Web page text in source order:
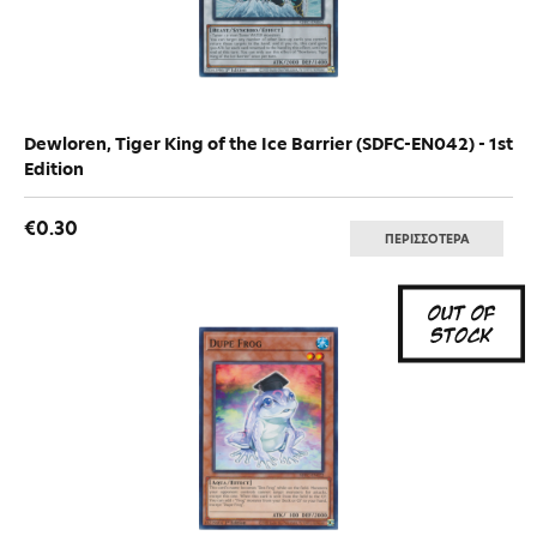
Dewloren, Tiger King of the Ice Barrier (SDFC-EN042) - 1st
Edition
€0.30 ΠΕΡΙΣΣΟΤΕΡΑ